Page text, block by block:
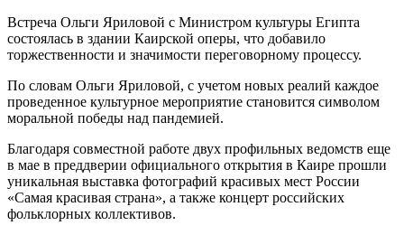
Встреча Ольги Яриловой с Министром культуры Египта
состоялась в здании Каирской оперы, что добавило
торжественности и значимости переговорному процессу.
По словам Ольги Яриловой, с учетом новых реалий каждое
проведенное культурное мероприятие становится символом
моральной победы над пандемией.
Благодаря совместной работе двух профильных ведомств еще
в мае в преддверии официального открытия в Каире прошли
уникальная выставка фотографий красивых мест России
«Самая красивая страна», а также концерт российских
фольклорных коллективов.